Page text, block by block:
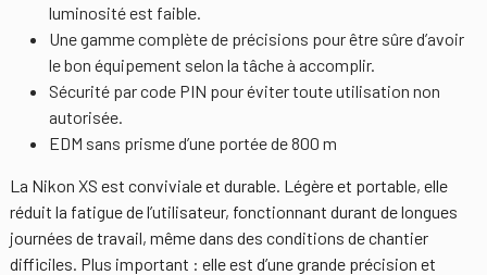
luminosité est faible.
Une gamme complète de précisions pour être sûre d’avoir
le bon équipement selon la tâche à accomplir.
Sécurité par code PIN pour éviter toute utilisation non
autorisée.
EDM sans prisme d’une portée de 800 m
La Nikon XS est conviviale et durable. Légère et portable, elle
réduit la fatigue de l’utilisateur, fonctionnant durant de longues
journées de travail, même dans des conditions de chantier
difficiles. Plus important : elle est d’une grande précision et